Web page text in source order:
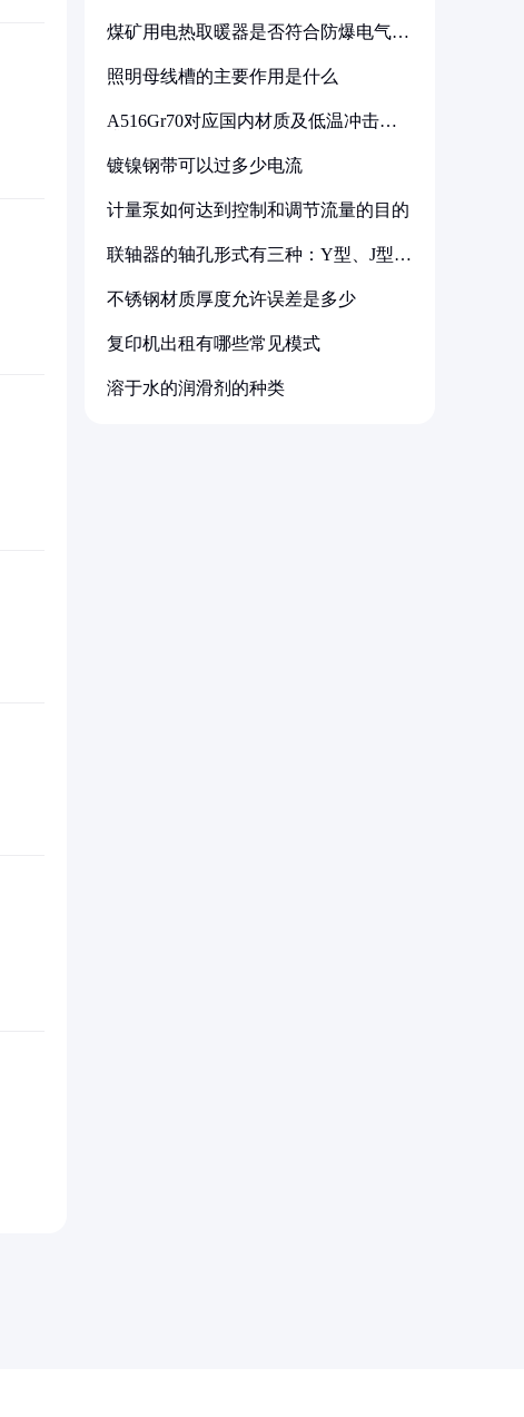
煤矿用电热取暖器是否符合防爆电气设
照明母线槽的主要作用是什么
A516Gr70对应国内材质及低温冲击要
镀镍钢带可以过多少电流
计量泵如何达到控制和调节流量的目的
联轴器的轴孔形式有三种：Y型、J型、
不锈钢材质厚度允许误差是多少
复印机出租有哪些常见模式
溶于水的润滑剂的种类